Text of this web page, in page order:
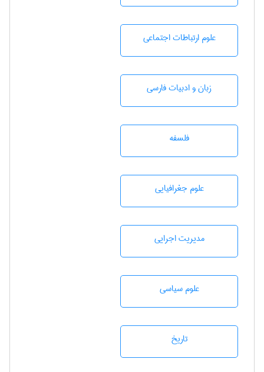
علوم ارتباطات اجتماعی
زبان و ادبيات فارسی
فلسفه
علوم جغرافيايی
مديريت اجرايی
علوم سياسی
تاريخ